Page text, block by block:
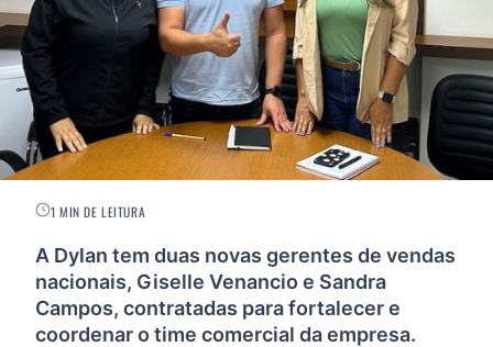
1 MIN DE LEITURA
A Dylan tem duas novas gerentes de vendas
nacionais, Giselle Venancio e Sandra
Campos, contratadas para fortalecer e
coordenar o time comercial da empresa.